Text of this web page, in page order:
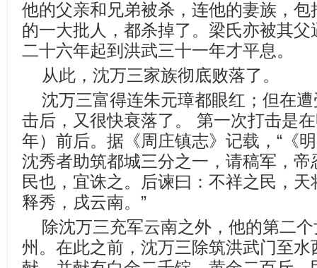
他的父亲和兄弟被杀，连他的妻族，
的一大批人，都杀掉了。梁氏亦被其
二十六年起到洪武三十一年才平息。
从此，沈万三家族彻底败落了。
沈万三富得连朱元璋都眼红；但在
击后，又很快衰落了。 第一次打击是
年）前后。据《周庄镇志》记载，“《
沈秀者助筑都城三分之一，请稿军，
民也，宜诛之。后谏曰：不祥之民，
释秀，戌云南。”
除沈万三充军云南之外，他的第二
州。在此之前，沈万三除筑洪武门至